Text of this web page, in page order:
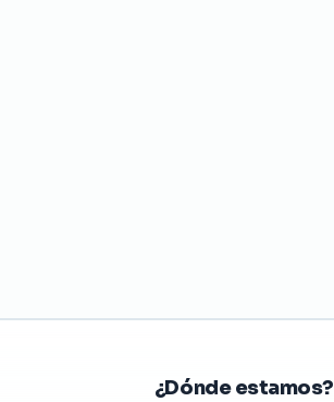
¿Dónde estamos?